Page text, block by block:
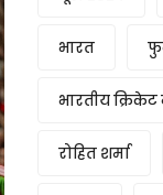
भारत
भारतीय क्रिकेट
रोहित शर्मा